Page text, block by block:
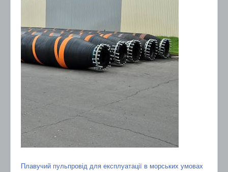
Плавучий пульпровід для експлуатації в морських умовах